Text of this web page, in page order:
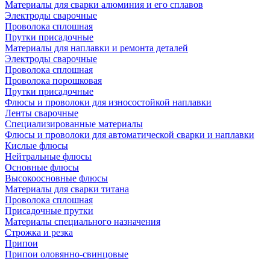
Материалы для сварки алюминия и его сплавов
Электроды сварочные
Проволока сплошная
Прутки присадочные
Материалы для наплавки и ремонта деталей
Электроды сварочные
Проволока сплошная
Проволока порошковая
Прутки присадочные
Флюсы и проволоки для износостойкой наплавки
Ленты сварочные
Специализированные материалы
Флюсы и проволоки для автоматической сварки и наплавки
Кислые флюсы
Нейтральные флюсы
Основные флюсы
Высокоосновные флюсы
Материалы для сварки титана
Проволока сплошная
Присадочные прутки
Материалы специального назначения
Строжка и резка
Припои
Припои оловянно-свинцовые